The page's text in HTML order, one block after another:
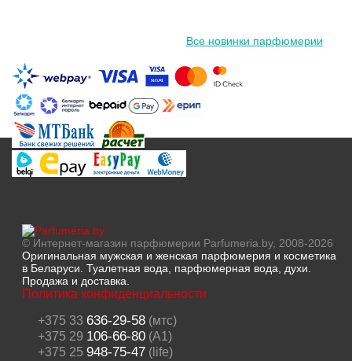
Все новинки парфюмерии
© Интернет-магазин парфюмерии Parfumeria.by, 2008-2026
Оригинальная мужская и женская парфюмерия и косметика
в Беларуси. Туалетная вода, парфюмерная вода, духи.
Продажа и доставка.
Политика конфиденциальности
+375 33 636-29-58(мтс)
+375 29 106-66-80(A1)
+375 25 948-75-47(life)